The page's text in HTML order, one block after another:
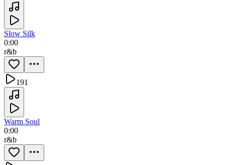
Slow Silk
0:00
r&b
191
Warm Soul
0:00
r&b